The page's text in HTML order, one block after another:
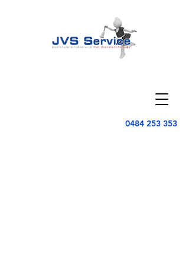
0484 253 353